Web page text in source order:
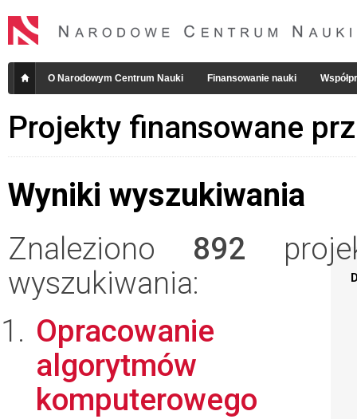
O Narodowym Centrum Nauki Finansowanie nauki
Projekty finansowane
Wyniki wyszukiwania
Znaleziono 892
wyszukiwania:
Opracowanie
algorytmów
komputerowego